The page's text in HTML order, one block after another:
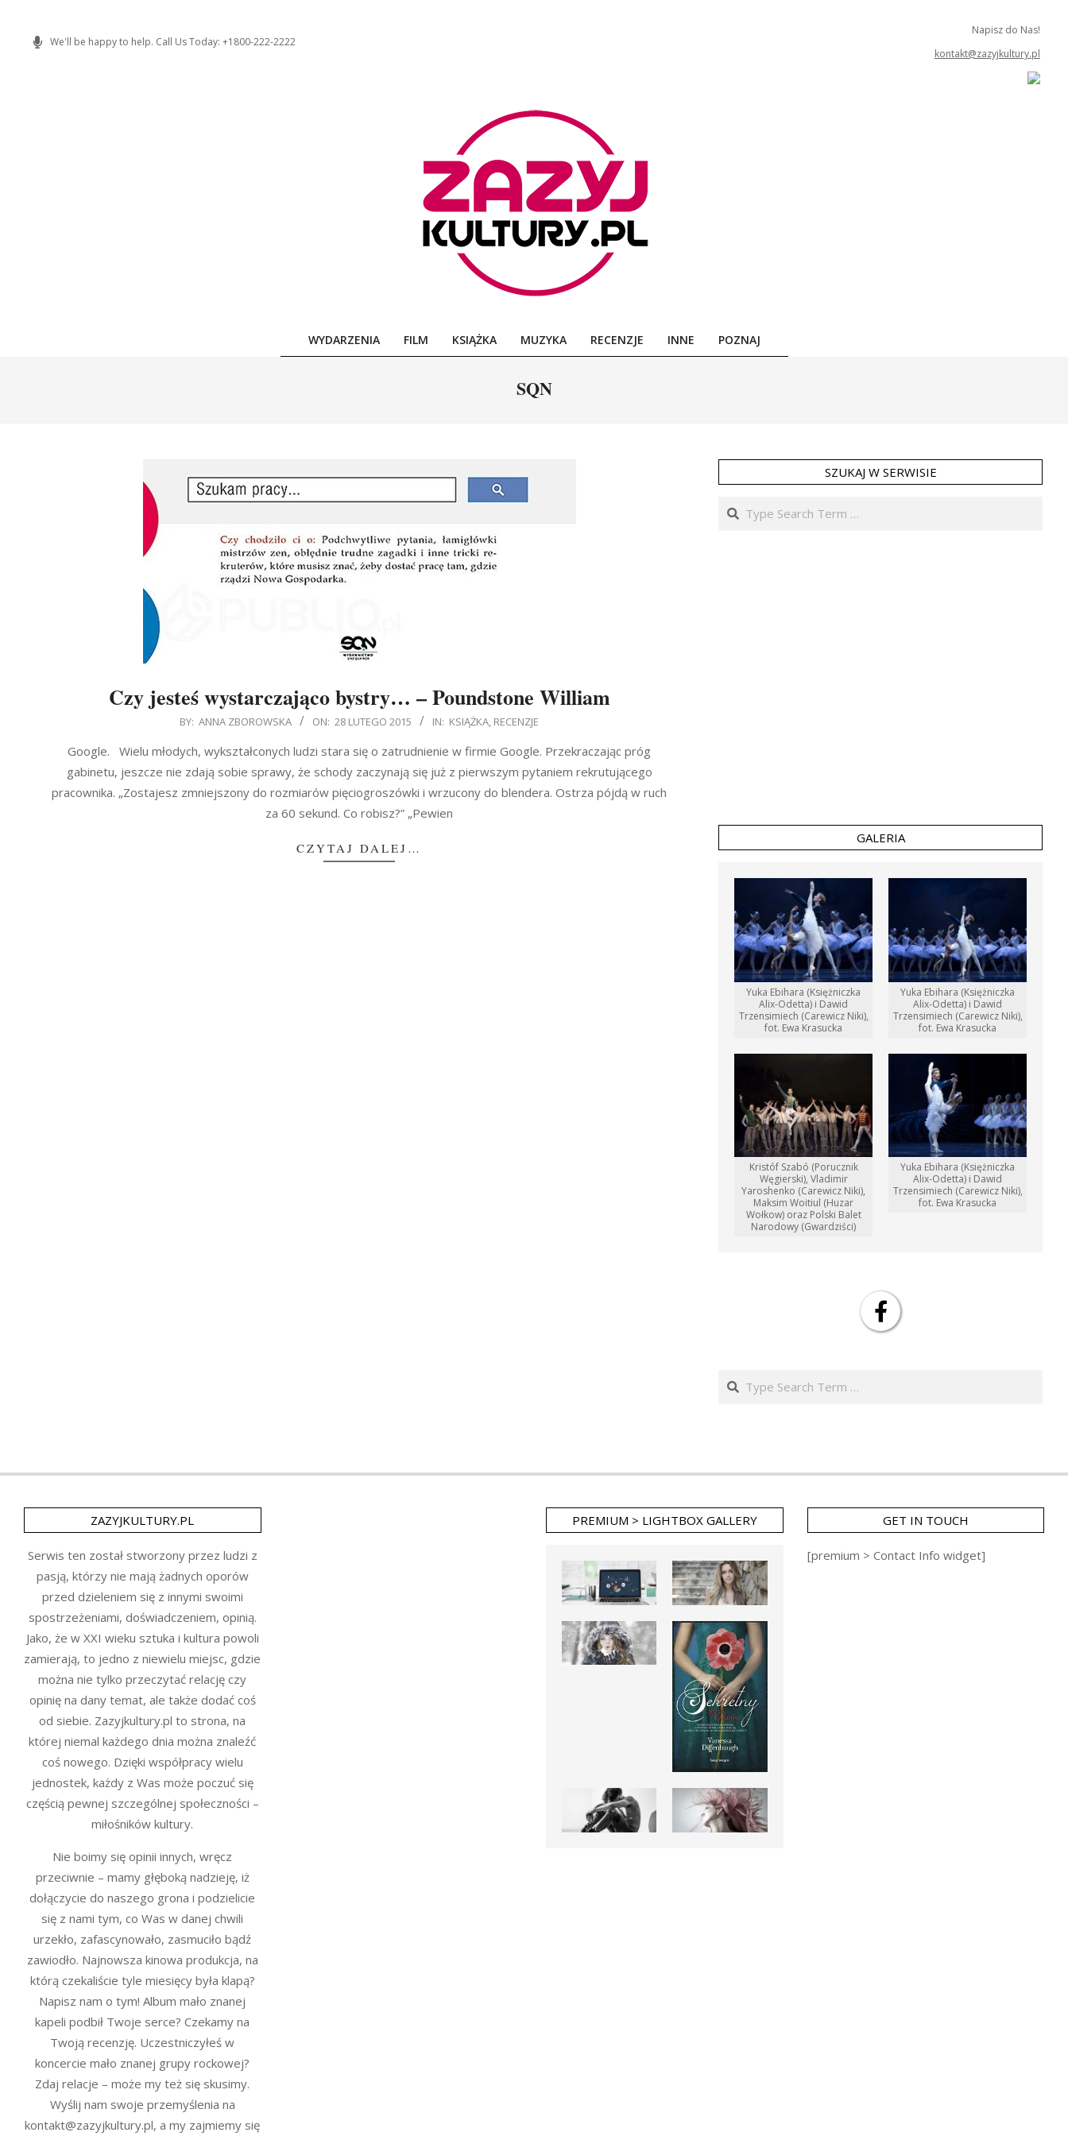
content
We'll be happy to help. Call Us Today: +1800-222-2222
Napisz do Nas!
kontakt@zazyjkultury.pl
Primary
Menu
WYDARZENIA FILM KSIĄŻKA MUZYKA RECENZJE INNE POZNAJ
SQN
Czy jesteś wystarczająco bystry… – Poundstone William
BY: ANNA ZBOROWSKA ON: 28 LUTEGO 2015 IN: KSIĄŻKA, RECENZJE
Google. Wielu młodych, wykształconych ludzi stara się o zatrudnienie w firmie Google. Przekraczając próg
gabinetu, jeszcze nie zdają sobie sprawy, że schody zaczynają się już z pierwszym pytaniem rekrutującego
pracownika. „Zostajesz zmniejszony do rozmiarów pięciogroszówki i wrzucony do blendera. Ostrza pójdą w ruch
za 60 sekund. Co robisz?” „Pewien
CZYTAJ DALEJ…
SZUKAJ W SERWISIE
Search
GALERIA
Yuka Ebihara (Księżniczka
Alix-Odetta) i Dawid
Trzensimiech (Carewicz Niki),
fot. Ewa Krasucka
Yuka Ebihara (Księżniczka
Alix-Odetta) i Dawid
Trzensimiech (Carewicz Niki),
fot. Ewa Krasucka
Kristóf Szabó (Porucznik
Węgierski), Vladimir
Yaroshenko (Carewicz Niki),
Maksim Woitiul (Huzar
Wołkow) oraz Polski Balet
Narodowy (Gwardziści)
Yuka Ebihara (Księżniczka
Alix-Odetta) i Dawid
Trzensimiech (Carewicz Niki),
fot. Ewa Krasucka
Search
ZAZYJKULTURY.PL
Serwis ten został stworzony przez ludzi z
pasją, którzy nie mają żadnych oporów
przed dzieleniem się z innymi swoimi
spostrzeżeniami, doświadczeniem, opinią.
Jako, że w XXI wieku sztuka i kultura powoli
zamierają, to jedno z niewielu miejsc, gdzie
można nie tylko przeczytać relację czy
opinię na dany temat, ale także dodać coś
od siebie. Zazyjkultury.pl to strona, na
której niemal każdego dnia można znaleźć
coś nowego. Dzięki współpracy wielu
jednostek, każdy z Was może poczuć się
częścią pewnej szczególnej społeczności –
miłośników kultury.
Nie boimy się opinii innych, wręcz
przeciwnie – mamy głęboką nadzieję, iż
dołączycie do naszego grona i podzielicie
się z nami tym, co Was w danej chwili
urzekło, zafascynowało, zasmuciło bądź
zawiodło. Najnowsza kinowa produkcja, na
którą czekaliście tyle miesięcy była klapą?
Napisz nam o tym! Album mało znanej
kapeli podbił Twoje serce? Czekamy na
Twoją recenzję. Uczestniczyłeś w
koncercie mało znanej grupy rockowej?
Zdaj relacje – może my też się skusimy.
Wyślij nam swoje przemyślenia na
kontakt@zazyjkultury.pl, a my zajmiemy się
PREMIUM > LIGHTBOX GALLERY GET IN TOUCH
[premium > Contact Info widget]